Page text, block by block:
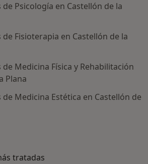
Psicología en Castellón de la
Fisioterapia en Castellón de la
Medicina Física y Rehabilitación
Plana
Medicina Estética en Castellón de
tratadas